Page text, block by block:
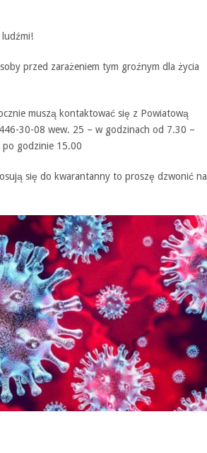
ludźmi!
przed zarażeniem tym groźnym dla życia
muszą kontaktować się z Powiatową
30-08 wew. 25 – w godzinach od 7.30 –
godzinie 15.00
się do kwarantanny to proszę dzwonić na